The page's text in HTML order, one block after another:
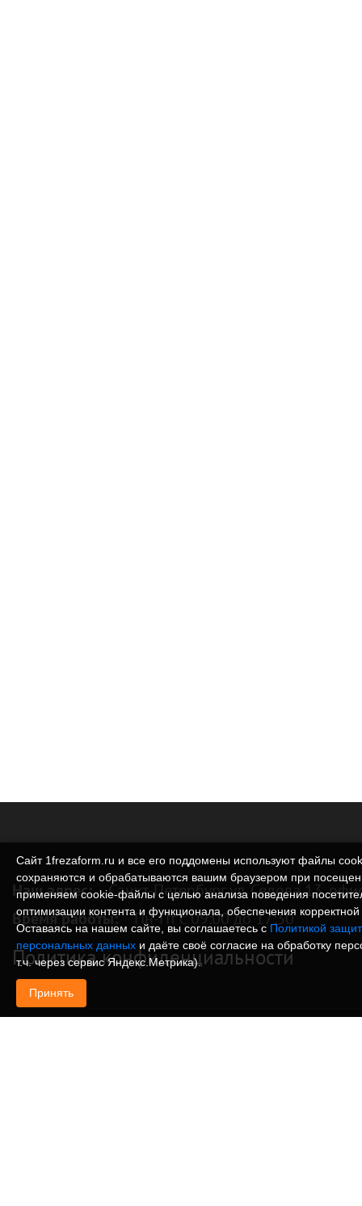
Наш адрес: Санкт-Петербург ул. Седова 13,
Время работы: Пн-Пт с 09:00 до 17:30
Политика конфиденциальности
Сайт 1frezaform.ru и все его поддомены используют файлы
сохраняются и обрабатываются вашим браузером при
применяем cookie‑файлы с целью анализа поведения
оптимизации контента и функционала, обеспечения
Оставаясь на нашем сайте, вы соглашаетесь с Политикой
персональных данных и даёте своё согласие на обработку
т.ч. через сервис Яндекс.Метрика).
Принять